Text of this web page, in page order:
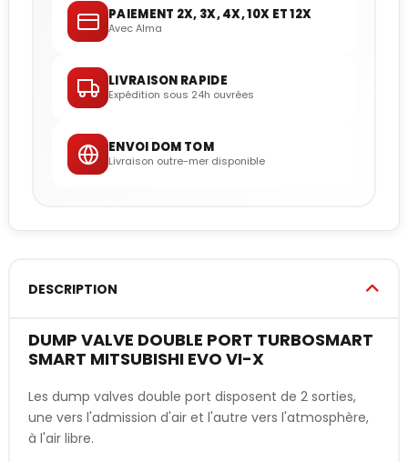
PAIEMENT 2X, 3X, 4X, 10X ET 12X
Avec Alma
LIVRAISON RAPIDE
Expédition sous 24h ouvrées
ENVOI DOM TOM
Livraison outre-mer disponible
DESCRIPTION
DUMP VALVE DOUBLE PORT TURBOSMART
SMART MITSUBISHI EVO VI-X
Les dump valves double port disposent de 2 sorties,
une vers l'admission d'air et l'autre vers l'atmosphère,
à l'air libre.